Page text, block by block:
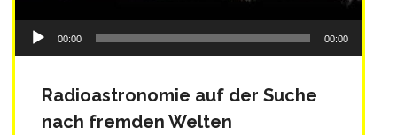
Audio-
Player
00:00 00:00
Quelle: Max-Planck-Institut für Radioastronomie
Radioastronomie auf der Suche
nach fremden Welten